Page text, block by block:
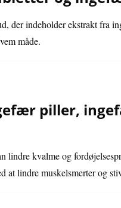
der indeholder ekstrakt fra
måde.
piller,
lindre kvalme og
at lindre muskelsmerter og